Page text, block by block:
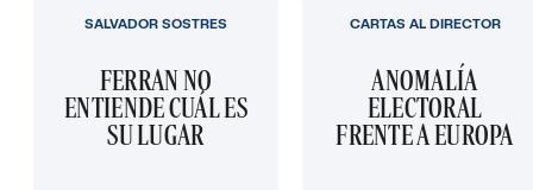
FERRAN NO
ENTIENDE CUÁL ES
SU LUGAR
SALVADOR SOSTRES
ANOMALÍA
ELECTORAL
FRENTE A EUROPA
CARTAS AL DIRECTOR